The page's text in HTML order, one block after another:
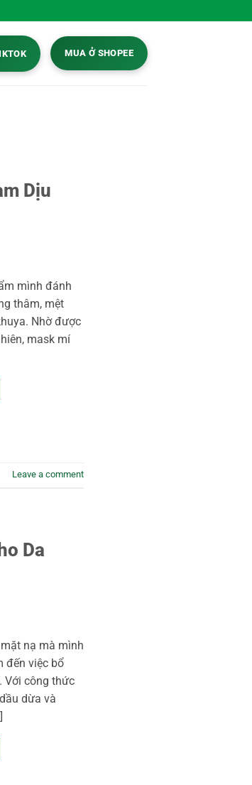
MUA Ở SHOPEE
Dịu
mình đánh
thâm, mệt
Nhờ được
mask mí
Leave a comment
Da
nạ mà mình
đến việc bổ
Với công thức
dừa và